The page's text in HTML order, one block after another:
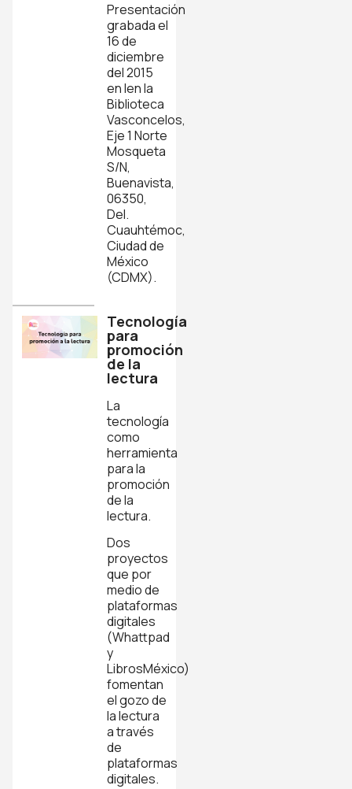
Presentación
grabada el
16 de
diciembre
del 2015
en len la
Biblioteca
Vasconcelos,
Eje 1 Norte
Mosqueta
S/N,
Buenavista,
06350,
Del.
Cuauhtémoc,
Ciudad de
México
(CDMX).
Tecnología
para
promoción
de la
lectura
La
tecnología
como
herramienta
para la
promoción
de la
lectura.
Dos
proyectos
que por
medio de
plataformas
digitales
(Whattpad
y
LibrosMéxico)
fomentan
el gozo de
la lectura
a través
de
plataformas
digitales.